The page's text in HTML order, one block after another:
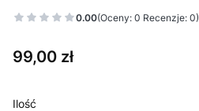
0.00(Oceny: 0 Recenzje: 0)
Cena
99,00 zł
Ilość